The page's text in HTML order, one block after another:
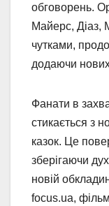
обговорень.
Майерс, Діаз,
чутками,
додаючи нових
Фанати в
стикається з
казок. Це
зберігаючи
новій
focus.ua,